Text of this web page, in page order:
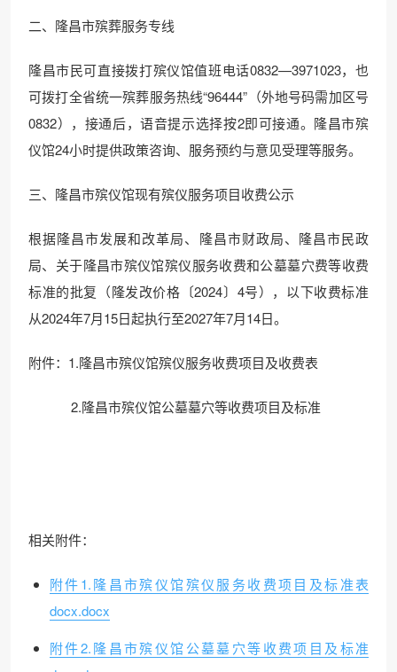
二、隆昌市殡葬服务专线
隆昌市民可直接拨打殡仪馆值班电话0832—3971023，也
可拨打全省统一殡葬服务热线“96444”（外地号码需加区号
0832），接通后，语音提示选择按2即可接通。隆昌市殡
仪馆24小时提供政策咨询、服务预约与意见受理等服务。
三、隆昌市殡仪馆现有殡仪服务项目收费公示
根据隆昌市发展和改革局、隆昌市财政局、隆昌市民政
局、关于隆昌市殡仪馆殡仪服务收费和公墓墓穴费等收费
标准的批复（隆发改价格〔2024〕4号），以下收费标准
从2024年7月15日起执行至2027年7月14日。
附件：1.隆昌市殡仪馆殡仪服务收费项目及收费表
2.隆昌市殡仪馆公墓墓穴等收费项目及标准
相关附件：
附件1.隆昌市殡仪馆殡仪服务收费项目及标准表
docx.docx
附件2.隆昌市殡仪馆公墓墓穴等收费项目及标准